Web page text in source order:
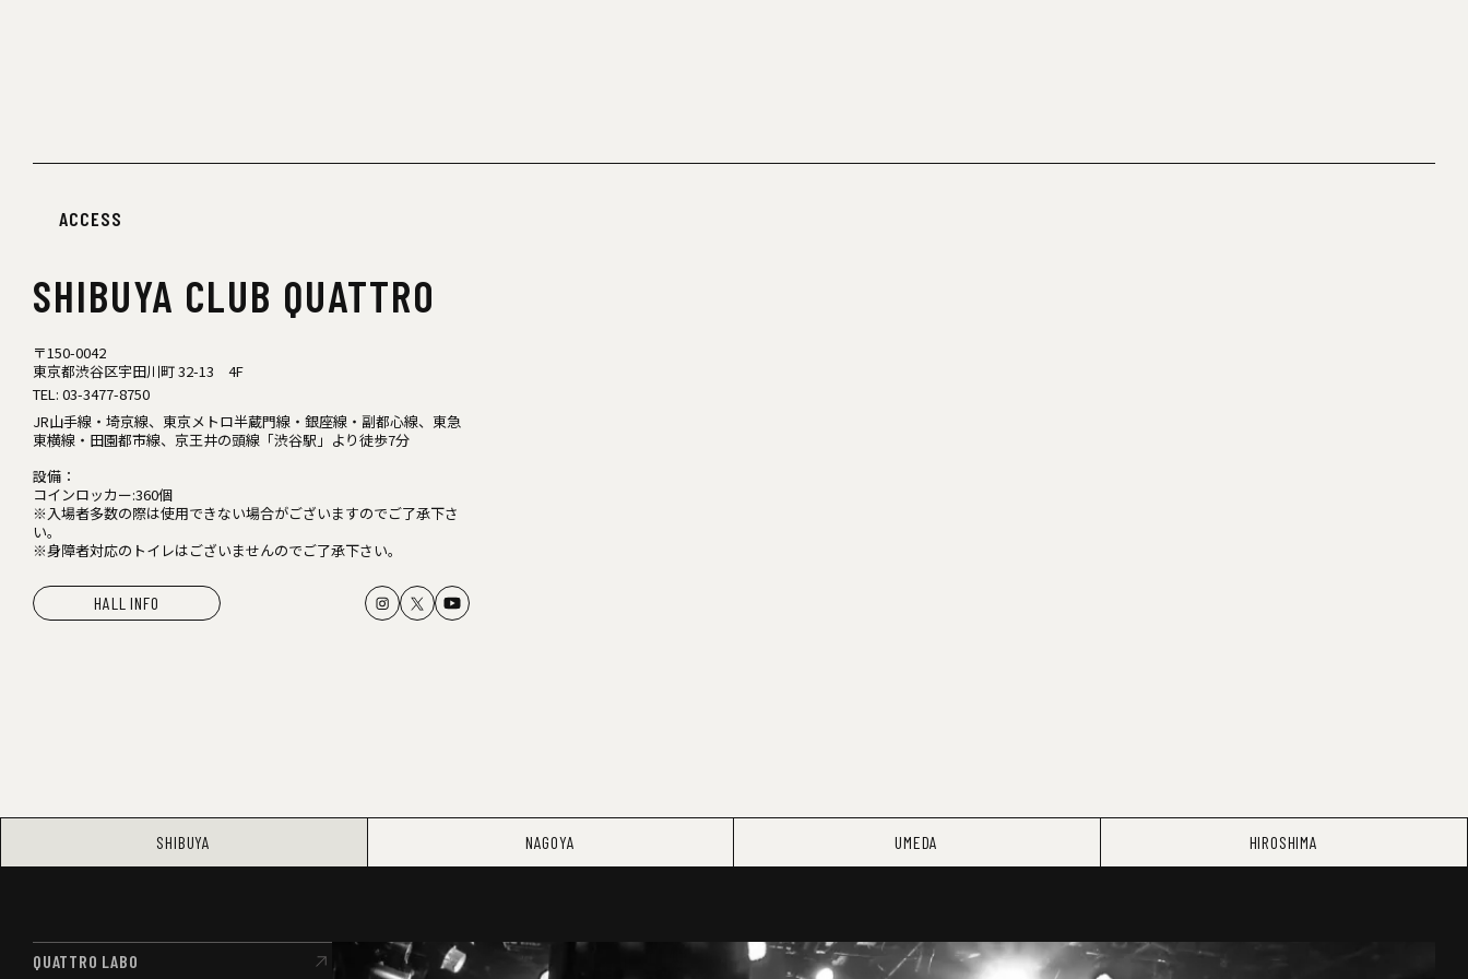
ACCESS
SHIBUYA CLUB QUATTRO
〒150-0042
東京都渋谷区宇田川町 32-13 4F
TEL: 03-3477-8750
JR山手線・埼京線、東京メトロ半蔵門線・銀座線・副都心線、東急
東横線・田園都市線、京王井の頭線「渋谷駅」より徒歩7分
設備：
コインロッカー:360個
※入場者多数の際は使用できない場合がございますのでご了承下さ
い。
※身障者対応のトイレはございませんのでご了承下さい。
HALL INFO
SHIBUYA NAGOYA UMEDA HIROSHIMA
QUATTRO LABO